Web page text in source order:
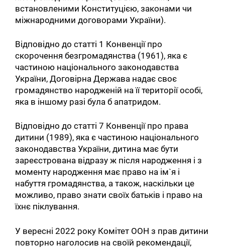
встановленими Конституцією, законами чи
міжнародними договорами України).
Відповідно до статті 1 Конвенції про
скорочення безгромадянства (1961),​​ яка є
частиною національного законодавства
України, Договірна Держава надає своє
громадянство народженій на її території особі,
яка в іншому разі була б апатридом.
Відповідно до статті 7 Конвенції про права
дитини (1989), яка є частиною національного
законодавства України, дитина має бути
зареєстрована відразу ж після народження і з
моменту народження має право на ім`я і
набуття громадянства, а також, наскільки це
можливо, право знати своїх батьків і право на
їхнє піклування.
У вересні 2022 року Комітет ООН з прав дитини
повторно наголосив на своїй рекомендації,